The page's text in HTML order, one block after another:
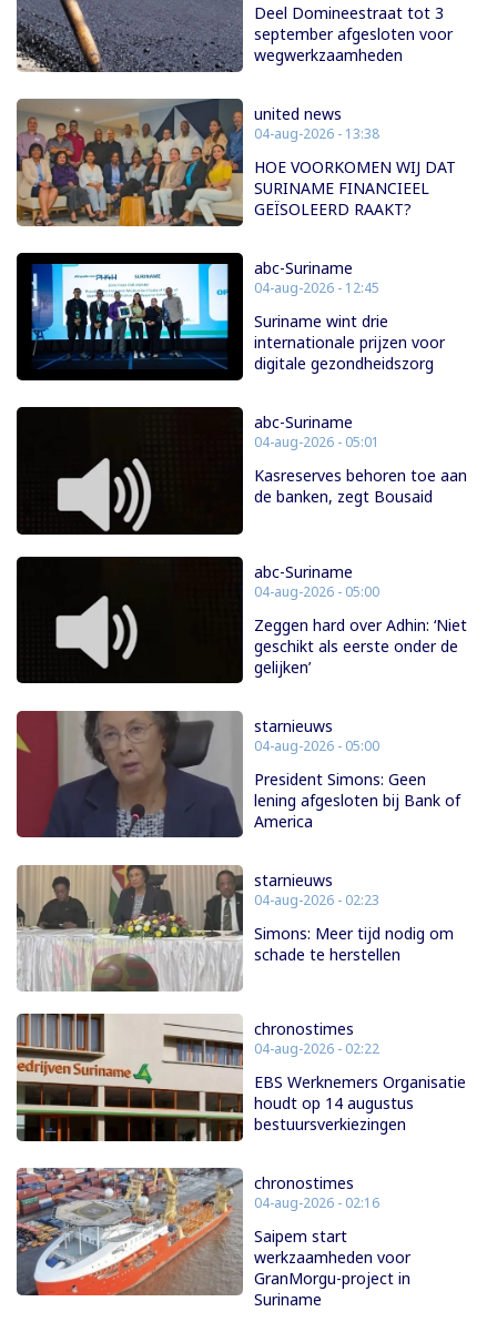
Deel Domineestraat tot 3
september afgesloten voor
wegwerkzaamheden
united news
04-aug-2026 - 13:38
HOE VOORKOMEN WIJ DAT
SURINAME FINANCIEEL
GEÏSOLEERD RAAKT?
abc-Suriname
04-aug-2026 - 12:45
Suriname wint drie
internationale prijzen voor
digitale gezondheidszorg
abc-Suriname
04-aug-2026 - 05:01
Kasreserves behoren toe aan
de banken, zegt Bousaid
abc-Suriname
04-aug-2026 - 05:00
Zeggen hard over Adhin: ‘Niet
geschikt als eerste onder de
gelijken’
starnieuws
04-aug-2026 - 05:00
President Simons: Geen
lening afgesloten bij Bank of
America
starnieuws
04-aug-2026 - 02:23
Simons: Meer tijd nodig om
schade te herstellen
chronostimes
04-aug-2026 - 02:22
EBS Werknemers Organisatie
houdt op 14 augustus
bestuursverkiezingen
chronostimes
04-aug-2026 - 02:16
Saipem start
werkzaamheden voor
GranMorgu-project in
Suriname